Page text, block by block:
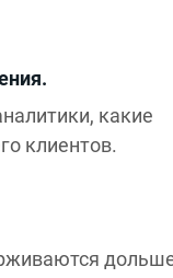
какие
клиентов.